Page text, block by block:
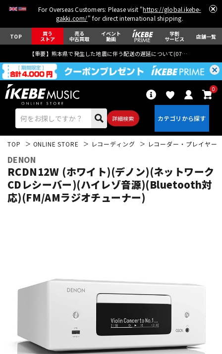
For Overseas Customers: Please visit "https://global.ikebe-
gakki.com/" for direct international shipping.
TOP 買う
ストア
売る
中古買取
イベント
動画
学割
サービス 店舗一覧
【重要】熊本県で発生した地震に伴う配送の遅延について(07月29日
詳細検索
0
エレキギター
電子ピアノ
その他楽器
TOP ONLINE STORE レコーディング レコーダー・プレイヤー
DENON
RCDN12W (ホワイト)(デノン)(ネットワーク
CDレシーバー)(ハイレゾ音源)(Bluetooth対
応)(FM/AMラジオチューナー)